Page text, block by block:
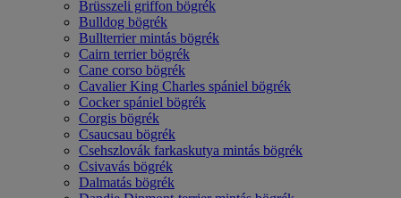
Brüsszeli griffon bögrék
Bulldog bögrék
Bullterrier mintás bögrék
Cairn terrier bögrék
Cane corso bögrék
Cavalier King Charles spániel bögrék
Cocker spániel bögrék
Corgis bögrék
Csaucsau bögrék
Csehszlovák farkaskutya mintás bögrék
Csivavás bögrék
Dalmatás bögrék